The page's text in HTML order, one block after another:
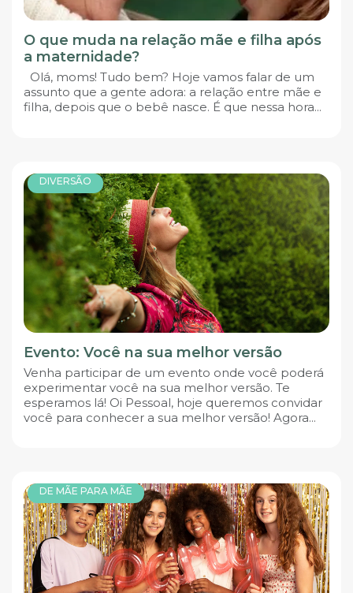
O que muda na relação mãe e filha após
a maternidade?
Olá, moms! Tudo bem? Hoje vamos falar de um
assunto que a gente adora: a relação entre mãe e
filha, depois que o bebê nasce. É que nessa hora...
DIVERSÃO
Evento: Você na sua melhor versão
Venha participar de um evento onde você poderá
experimentar você na sua melhor versão. Te
esperamos lá! Oi Pessoal, hoje queremos convidar
você para conhecer a sua melhor versão! Agora...
DE MÃE PARA MÃE